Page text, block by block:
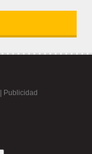
Publicidad